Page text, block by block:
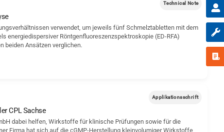
Technical Note
verwendet, um jeweils fünf Schmelztabletten mit dem
energiedispersiver Röntgenfluoreszenzspektroskopie (ED-RFA)
beiden Ansätzen verglichen.
Applikationsschrift
CPL Sachse
dabei helfen, Wirkstoffe für klinische Prüfungen sowie für die
Firma hat sich auf die cGMP-Herstellung kleinvolumiger Wirkstoffe